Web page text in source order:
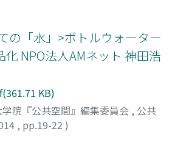
の「水」>ボトルウォーター
NPO法人AMネット 神田浩
KB)
院『公共空間』編集委員会 , 公共
, pp.19-22 )